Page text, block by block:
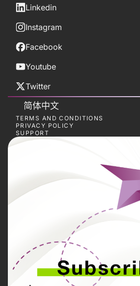
Linkedin
Instagram
Facebook
Youtube
Twitter
简体中文
TERMS AND CONDITIONS
PRIVACY POLICY
SUPPORT